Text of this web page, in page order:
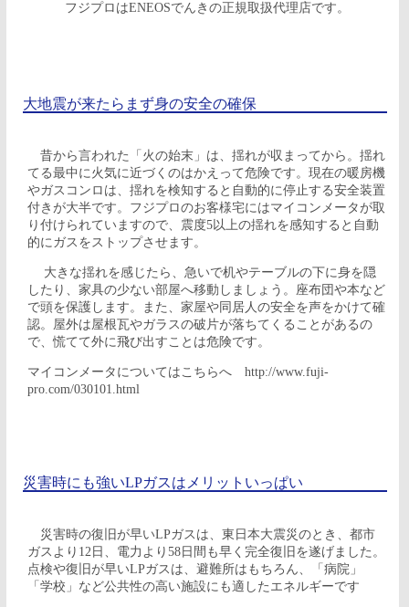
フジプロはENEOSでんきの正規取扱代理店です。
大地震が来たらまず身の安全の確保
昔から言われた「火の始末」は、揺れが収まってから。揺れ
てる最中に火気に近づくのはかえって危険です。現在の暖房機
やガスコンロは、揺れを検知すると自動的に停止する安全装置
付きが大半です。フジプロのお客様宅にはマイコンメータが取
り付けられていますので、震度5以上の揺れを感知すると自動
的にガスをストップさせます。
大きな揺れを感じたら、急いで机やテーブルの下に身を隠
したり、家具の少ない部屋へ移動しましょう。座布団や本など
で頭を保護します。また、家屋や同居人の安全を声をかけて確
認。屋外は屋根瓦やガラスの破片が落ちてくることがあるの
で、慌てて外に飛び出すことは危険です。
マイコンメータについてはこちらへ http://www.fuji-
pro.com/030101.html
災害時にも強いLPガスはメリットいっぱい
災害時の復旧が早いLPガスは、東日本大震災のとき、都市
ガスより12日、電力より58日間も早く完全復旧を遂げました。
点検や復旧が早いLPガスは、避難所はもちろん、「病院」
「学校」など公共性の高い施設にも適したエネルギーです